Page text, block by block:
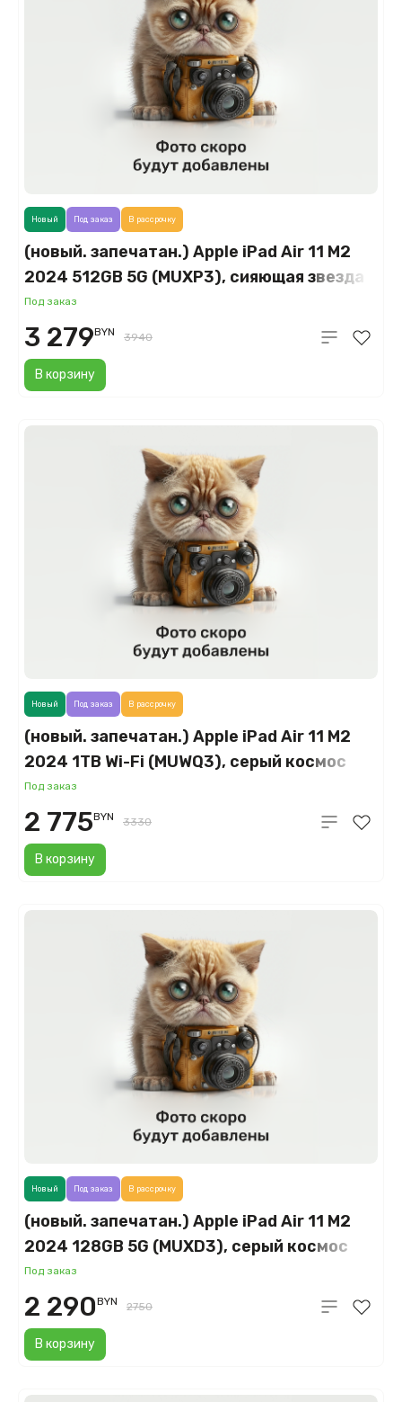
(новый. запечатан.) Apple iPad Air 11 M2
2024 512GB 5G (MUXP3), сияющая звезда
(Starlight)
Под заказ
В корзину
Новый Под заказ В рассрочку
3 279BYN 3940
(новый. запечатан.) Apple iPad Air 11 M2
2024 1TB Wi-Fi (MUWQ3), серый космос
(Space Gray)
Под заказ
В корзину
Новый Под заказ В рассрочку
2 775BYN 3330
(новый. запечатан.) Apple iPad Air 11 M2
2024 128GB 5G (MUXD3), серый космос
(Space Gray)
Под заказ
В корзину
Новый Под заказ В рассрочку
2 290BYN 2750